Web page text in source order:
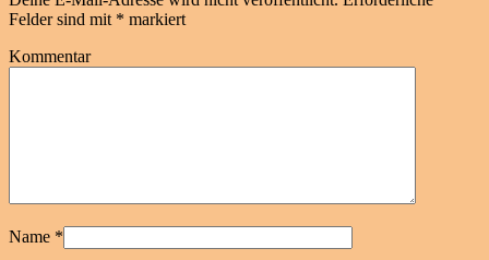
Felder sind mit * markiert
Kommentar
Name *